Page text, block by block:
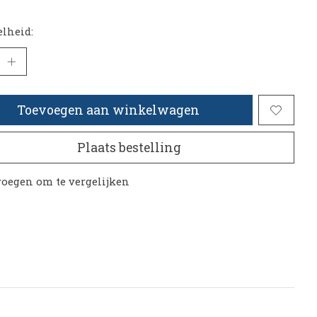
Toevoegen aan winkelwagen
Plaats bestelling
om te vergelijken